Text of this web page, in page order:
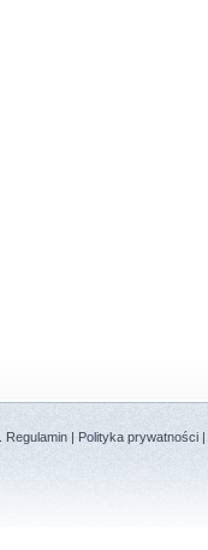
Regulamin | Polityka prywatności |